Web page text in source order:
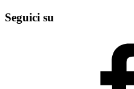
Seguici su